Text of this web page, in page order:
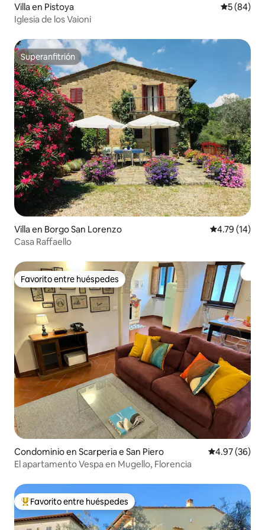
Villa en Pistoya
5 (84)
Iglesia de los Vaioni
Superanfitrión
Superanfitrión
Villa en Borgo San Lorenzo Calificación
4.79 (14)
Casa Raffaello
Favorito entre huéspedes
Favorito entre huéspedes
Condominio en Scarperia e San Piero Calificación
4.97 (36)
El apartamento Vespa en Mugello, Florencia
De los mejores en Favorito entre huéspedes
Favorito entre huéspedes